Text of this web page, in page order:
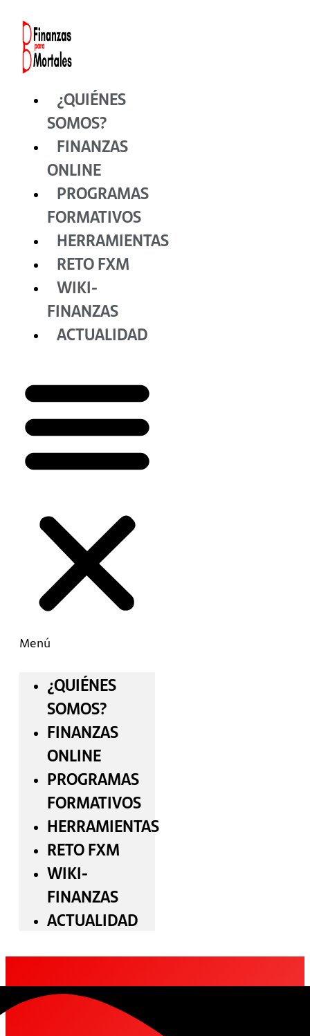
contenido
¿QUIÉNES
SOMOS?
FINANZAS
ONLINE
PROGRAMAS
FORMATIVOS
HERRAMIENTAS
RETO FXM
WIKI-
FINANZAS
ACTUALIDAD
Menú
¿QUIÉNES
SOMOS?
FINANZAS
ONLINE
PROGRAMAS
FORMATIVOS
HERRAMIENTAS
RETO FXM
WIKI-
FINANZAS
ACTUALIDAD